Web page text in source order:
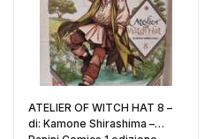
ATELIER OF WITCH HAT 8 –
di: Kamone Shirashima –